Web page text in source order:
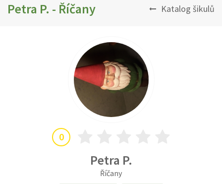
Petra P. - Říčany Katalog šikulů
0
Petra P.
Říčany